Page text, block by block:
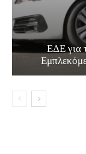
ΕΔΕ για